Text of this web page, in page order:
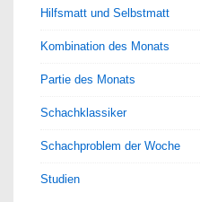
Hilfsmatt und Selbstmatt
Kombination des Monats
Partie des Monats
Schachklassiker
Schachproblem der Woche
Studien